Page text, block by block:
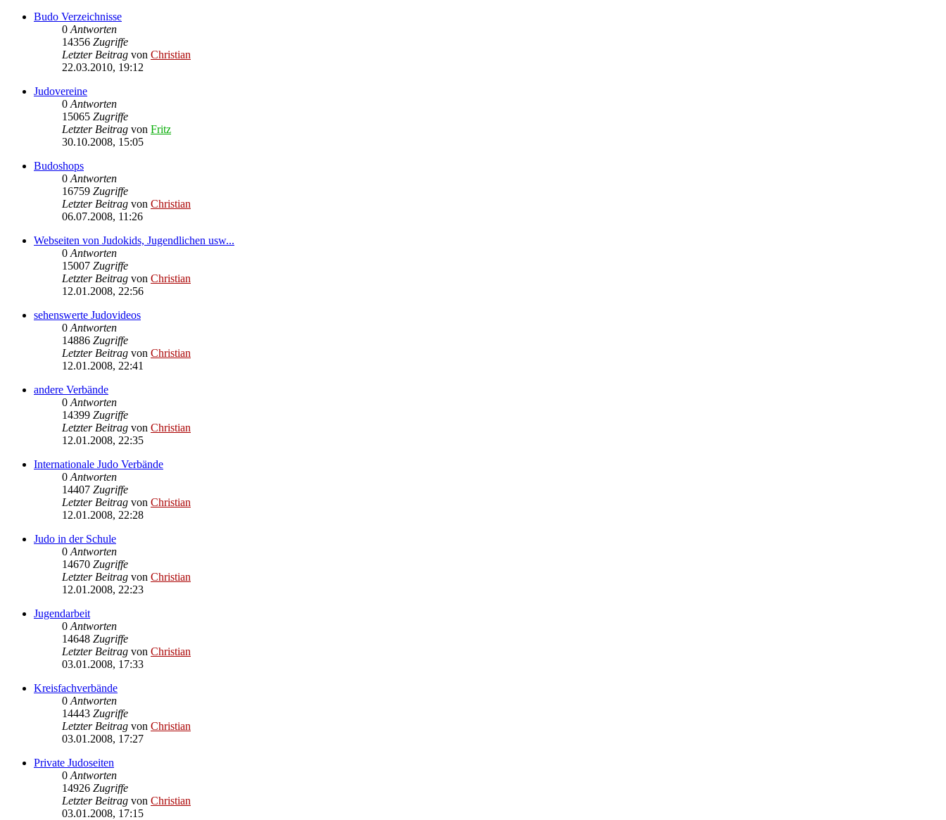
Budo Verzeichnisse
0 Antworten
14356 Zugriffe
Letzter Beitrag von Christian
22.03.2010, 19:12
Judovereine
0 Antworten
15065 Zugriffe
Letzter Beitrag von Fritz
30.10.2008, 15:05
Budoshops
0 Antworten
16759 Zugriffe
Letzter Beitrag von Christian
06.07.2008, 11:26
Webseiten von Judokids, Jugendlichen usw...
0 Antworten
15007 Zugriffe
Letzter Beitrag von Christian
12.01.2008, 22:56
sehenswerte Judovideos
0 Antworten
14886 Zugriffe
Letzter Beitrag von Christian
12.01.2008, 22:41
andere Verbände
0 Antworten
14399 Zugriffe
Letzter Beitrag von Christian
12.01.2008, 22:35
Internationale Judo Verbände
0 Antworten
14407 Zugriffe
Letzter Beitrag von Christian
12.01.2008, 22:28
Judo in der Schule
0 Antworten
14670 Zugriffe
Letzter Beitrag von Christian
12.01.2008, 22:23
Jugendarbeit
0 Antworten
14648 Zugriffe
Letzter Beitrag von Christian
03.01.2008, 17:33
Kreisfachverbände
0 Antworten
14443 Zugriffe
Letzter Beitrag von Christian
03.01.2008, 17:27
Private Judoseiten
0 Antworten
14926 Zugriffe
Letzter Beitrag von Christian
03.01.2008, 17:15